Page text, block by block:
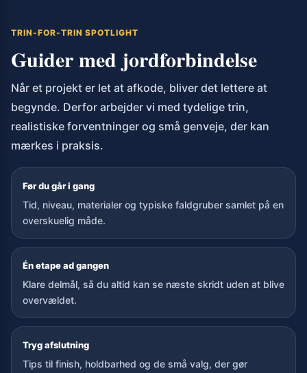
TRIN-FOR-TRIN SPOTLIGHT
Guider med jordforbindelse
Når et projekt er let at afkode, bliver det lettere at
begynde. Derfor arbejder vi med tydelige trin,
realistiske forventninger og små genveje, der kan
mærkes i praksis.
Før du går i gang
Tid, niveau, materialer og typiske faldgruber samlet på en
overskuelig måde.
Én etape ad gangen
Klare delmål, så du altid kan se næste skridt uden at blive
overvældet.
Tryg afslutning
Tips til finish, holdbarhed og de små valg, der gør